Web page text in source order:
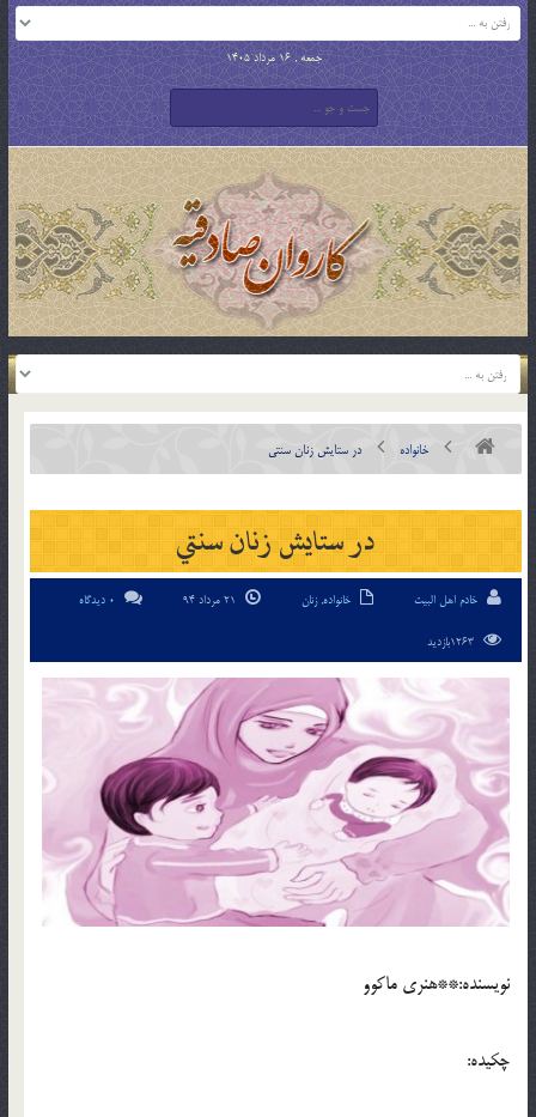
جمعه , 16 مرداد 1405
خانواده در ستايش زنان سنتي
در ستايش زنان سنتي
خادم اهل البیت خانواده,زنان 0 دیدگاه
نويسنده:**هنري ماكوو
چكيده: